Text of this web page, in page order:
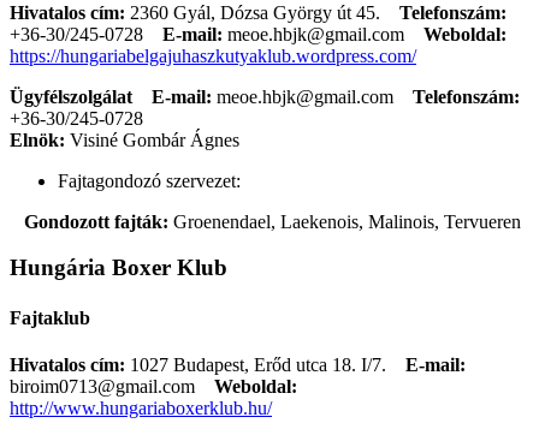
Hivatalos cím: 2360 Gyál, Dózsa György út 45. Telefonszám:
+36-30/245-0728
E-mail: meoe.hbjk@gmail.com
Weboldal:
https://hungariabelgajuhaszkutyaklub.wordpress.com/
Ügyfélszolgálat
E-mail: meoe.hbjk@gmail.com
Telefonszám:
+36-30/245-0728
Elnök: Visiné Gombár Ágnes
Fajtagondozó szervezet:
Gondozott fajták: Groenendael, Laekenois, Malinois, Tervueren
Hungária Boxer Klub
Fajtaklub
Hivatalos cím: 1027 Budapest, Erőd utca 18. I/7. E-mail:
biroim0713@gmail.com
Weboldal:
http://www.hungariaboxerklub.hu/